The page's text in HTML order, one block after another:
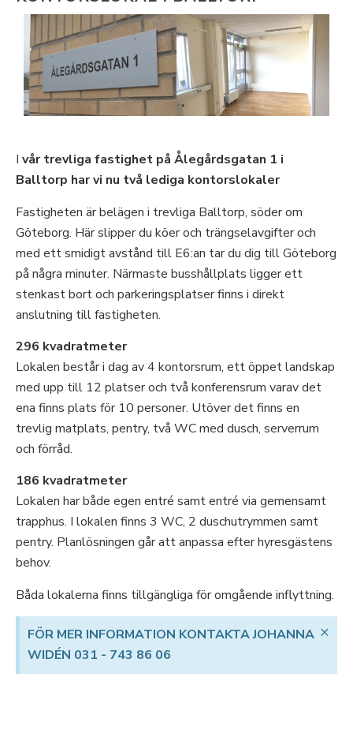
I vår trevliga fastighet på Ålegårdsgatan 1 i
Balltorp har vi nu två lediga kontorslokaler
Fastigheten är belägen i trevliga Balltorp, söder om
Göteborg. Här slipper du köer och trängselavgifter och
med ett smidigt avstånd till E6:an tar du dig till Göteborg
på några minuter. Närmaste busshållplats ligger ett
stenkast bort och parkeringsplatser finns i direkt
anslutning till fastigheten.
296 kvadratmeter
Lokalen består i dag av 4 kontorsrum, ett öppet landskap
med upp till 12 platser och två konferensrum varav det
ena finns plats för 10 personer. Utöver det finns en
trevlig matplats, pentry, två WC med dusch, serverrum
och förråd.
186 kvadratmeter
Lokalen har både egen entré samt entré via gemensamt
trapphus. I lokalen finns 3 WC, 2 duschutrymmen samt
pentry. Planlösningen går att anpassa efter hyresgästens
behov.
Båda lokalerna finns tillgängliga för omgående inflyttning.
FÖR MER INFORMATION KONTAKTA JOHANNA
WIDÉN 031 - 743 86 06
×